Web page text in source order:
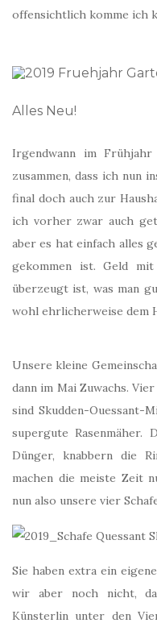
offensichtlich komme ich
Alles Neu!
Irgendwann im
zusammen, dass ich nun
final doch auch zur
ich vorher zwar auch
aber es hat einfach alles
gekommen ist. Geld
überzeugt ist, was man
wohl ehrlicherweise dem
Unsere kleine
dann im Mai Zuwachs.
sind Skudden-Ouessant-
supergute Rasenmäher.
Dünger, knabbern die
machen die meiste Zeit
nun also unsere vier
Sie haben extra ein
wir aber noch nicht,
Künsterlin unter den